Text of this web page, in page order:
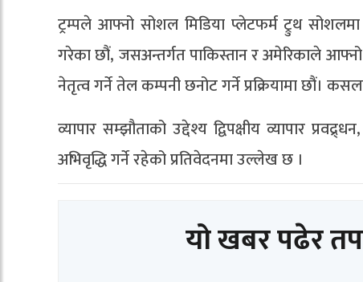
ट्रम्पले आफ्नो सोशल मिडिया प्लेटफर्म ट्रुथ
गरेका छौं, जसअन्तर्गत पाकिस्तान र अमेरिकाले
नेतृत्व गर्ने तेल कम्पनी छनोट गर्ने प्रक्रियामा छौं।
व्यापार सम्झौताको उद्देश्य द्विपक्षीय व्यापार
अभिवृद्धि गर्ने रहेको प्रतिवेदनमा उल्लेख छ ।
यो खबर पढेर